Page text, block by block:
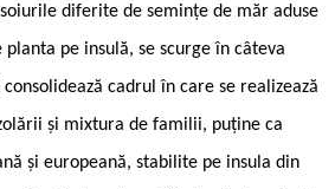
diferite de semințe de măr aduse
pe insulă, se scurge în câteva
cadrul în care se realizează
și mixtura de familii, puține ca
și europeană, stabilite pe insula din